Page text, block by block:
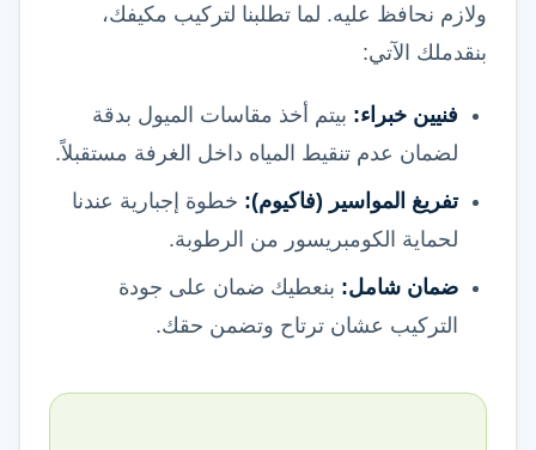
ولازم نحافظ عليه. لما تطلبنا لتركيب مكيفك،
بنقدملك الآتي:
فنيين خبراء: بيتم أخذ مقاسات الميول بدقة
لضمان عدم تنقيط المياه داخل الغرفة مستقبلاً.
تفريغ المواسير (فاكيوم): خطوة إجبارية عندنا
لحماية الكومبريسور من الرطوبة.
ضمان شامل: بنعطيك ضمان على جودة
التركيب عشان ترتاح وتضمن حقك.